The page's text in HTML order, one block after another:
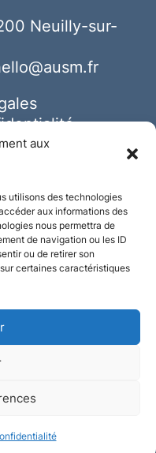
aux
utilisons des technologies
aux informations des
nous permettra de
de navigation ou les ID
ou de retirer son
certaines caractéristiques
Neuilly-sur-
:Plate